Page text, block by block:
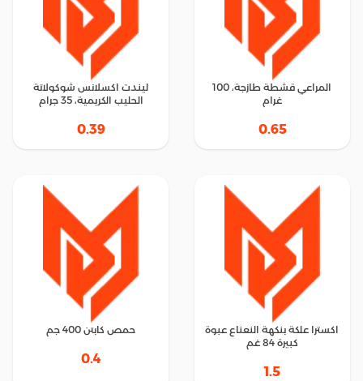
المراعي قشطة طازجة، 100
غرام
0.65
ليندت اكسلانس شوكولاتة
الحليب الكريمية، 35 جرام
0.39
اكسترا علكة بنكهة النعناع عبوة
كبيرة 84 غم
1.5
حمص كابتن 400 جم
0.4